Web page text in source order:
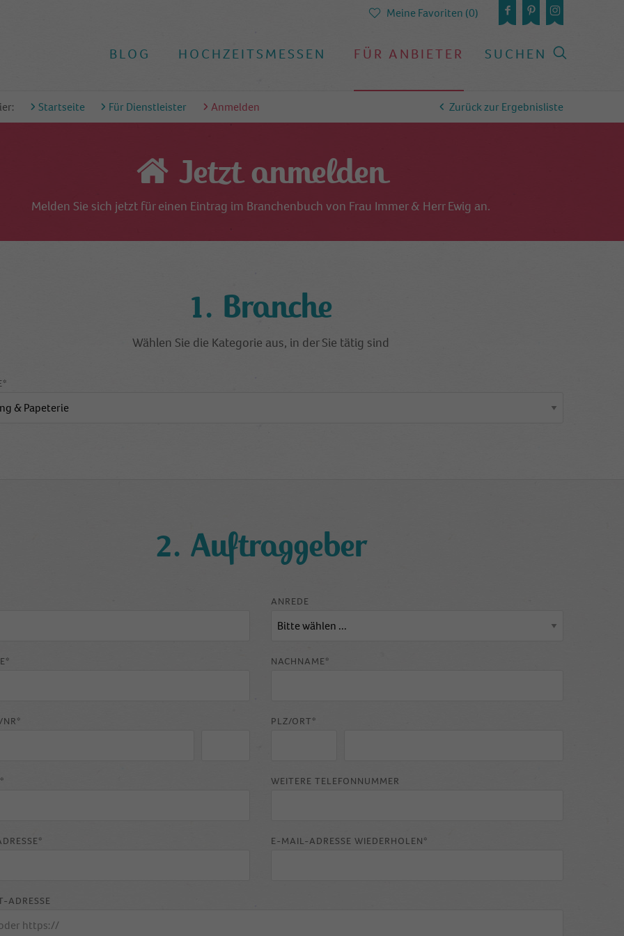
BLOG HOCHZEITSMESSEN FÜR ANBIETER SUCHEN
Meine Favoriten (0)
Startseite Für Dienstleister Anmelden Zurück zur Ergebnisliste
Jetzt anmelden
Melden Sie sich jetzt für einen Eintrag im Branchenbuch von Frau Immer & Herr Ewig an.
1. Branche
Wählen Sie die Kategorie aus, in der Sie tätig sind
2. Auftraggeber
ANREDE
NACHNAME*
NR* PLZ/ORT*
WEITERE TELEFONNUMMER
E-MAIL-ADRESSE WIEDERHOLEN*
ADRESSE